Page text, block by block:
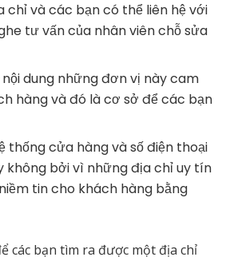
chỉ và các bạn có thể liên hệ với
tư vấn của nhân viên chỗ sửa
dung những đơn vị này cam
hàng và đó là cơ sở để các bạn
thống cửa hàng và số điện thoại
không bởi vì những địa chỉ uy tín
tin cho khách hàng bằng
các bạn tìm ra được một địa chỉ